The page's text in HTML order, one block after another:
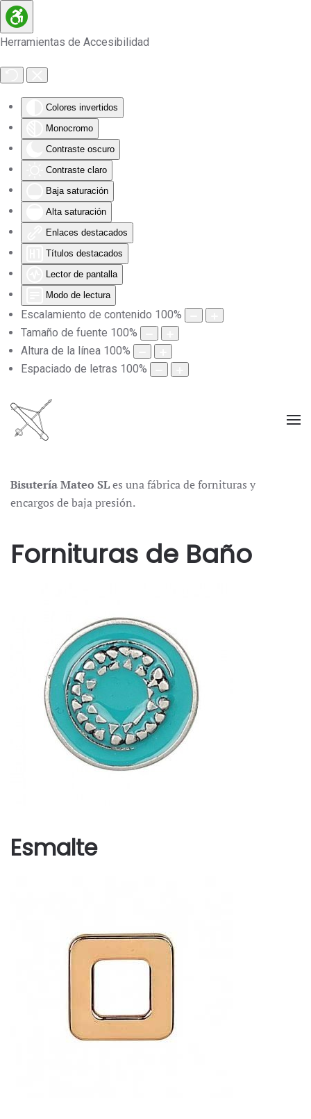
Herramientas de Accesibilidad
Colores invertidos
Monocromo
Contraste oscuro
Contraste claro
Baja saturación
Alta saturación
Enlaces destacados
Títulos destacados
Lector de pantalla
Modo de lectura
Escalamiento de contenido 100%
Tamaño de fuente 100%
Altura de la línea 100%
Espaciado de letras 100%
Skip to main content
Bisutería Mateo SLes una fábrica de fornituras y
encargos de baja presión.
Fornituras de Baño
Esmalte